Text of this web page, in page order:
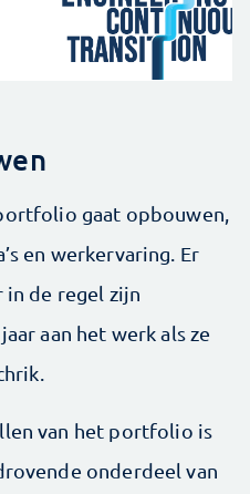
gaat opbouwen,
en werkervaring. Er
in de regel zijn
aan het werk als ze
van het portfolio is
onderdeel van